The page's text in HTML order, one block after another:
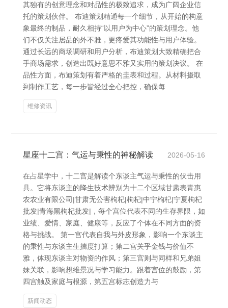
其独有的创意理念和对品性的极致追求，成为广阔企业信
托的策划伙伴。 布迪策划精通每一个细节，从开始的构意
象最终的制品，耐久相持“以用户为中心”的策划理念。他
们不仅关注居品的外不雅，更疼爱其功能性与用户体验。
通过长远的商场调研和用户分析，布迪策划大致精确把合
手商场需求，创造出既好意思不雅又实用的策划决议。 在
品性方面，布迪策划有着严格的圭表和过程。从材料摄取
到制作工艺，每一步皆经过全心把控，确保每
维修资讯
星座十二宫：气运与秉性的神秘解读 2026-05-16
在占星学中，十二宫是解读个东谈主气运与秉性的伏击用
具。它将东谈主的降生技术辨别为十二个区域甘肃表青惠
农农业有限公司|甘肃无公害枸杞|枸杞|中宁枸杞|宁夏枸杞
批发|青海黑枸杞批发|，每个宫位代表不同的生存界限，如
业绩、爱情、家庭、健康等，反应了个体在不同方面的资
格与挑战。 第一宫代表自我与外皮形象，影响一个东谈主
的秉性与东谈主生揣度打算；第二宫关乎金钱与价值不
雅，体现东谈主对物资的作风；第三宫则与同样和兄弟姐
妹关联，影响想维景况与学习能力。跟着宫位的鼓励，第
四宫触及家庭与根源，第五宫标志创造力与
新闻动态